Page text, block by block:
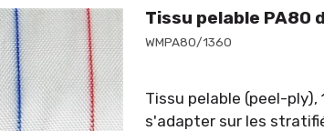
Tissu pelable PA80
WMPA80/1360
Tissu pelable (peel-ply),
s'adapter sur les